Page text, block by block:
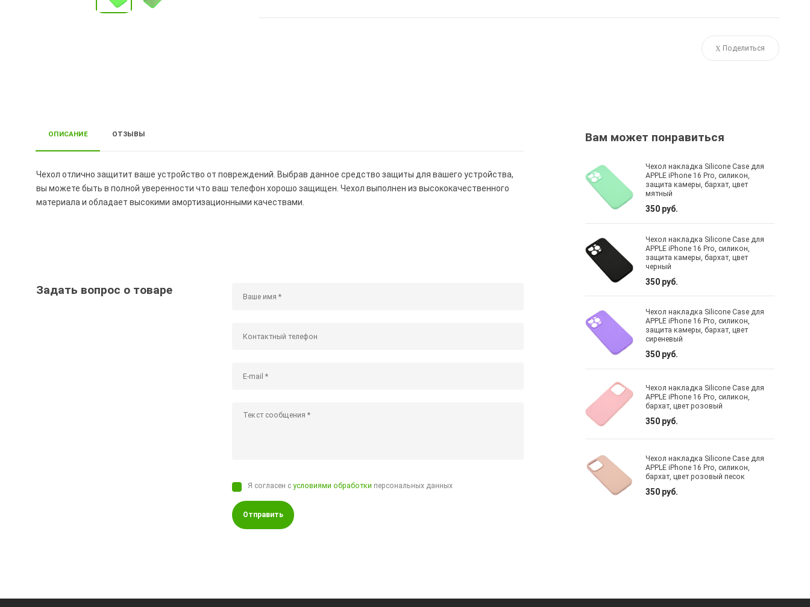
Поделиться
ОПИСАНИЕ ОТЗЫВЫ
Чехол отлично защитит ваше устройство от повреждений. Выбрав данное средство защиты для вашего устройства,
вы можете быть в полной уверенности что ваш телефон хорошо защищен. Чехол выполнен из высококачественного
материала и обладает высокими амортизационными качествами.
Задать вопрос о товаре
Я согласен сусловиями обработки персональных данных
Отправить
Вам может понравиться
Чехол накладка Silicone Case для
APPLE iPhone 16 Pro, силикон,
защита камеры, бархат, цвет
мятный
350 руб.
Чехол накладка Silicone Case для
APPLE iPhone 16 Pro, силикон,
защита камеры, бархат, цвет
черный
350 руб.
Чехол накладка Silicone Case для
APPLE iPhone 16 Pro, силикон,
защита камеры, бархат, цвет
сиреневый
350 руб.
Чехол накладка Silicone Case для
APPLE iPhone 16 Pro, силикон,
бархат, цвет розовый
350 руб.
Чехол накладка Silicone Case для
APPLE iPhone 16 Pro, силикон,
бархат, цвет розовый песок
350 руб.